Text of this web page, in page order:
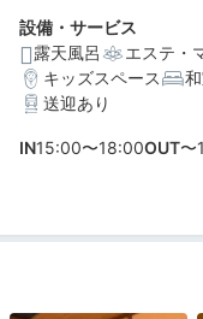
編集部
畳の上にシモン
4つの無料貸切
伊豆名物の金目
設備・サービス
露天風呂
エステ・
キッズスペース
送迎あり
IN15:00〜18:00OUT〜